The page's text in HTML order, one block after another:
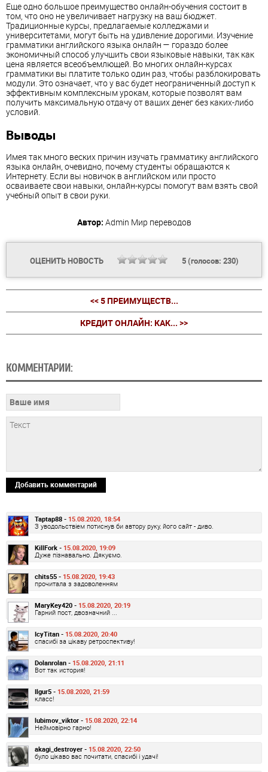
Еще одно большое преимущество онлайн-обучения состоит в
том, что оно не увеличивает нагрузку на ваш бюджет.
Традиционные курсы, предлагаемые колледжами и
университетами, могут быть на удивление дорогими. Изучение
грамматики английского языка онлайн — гораздо более
экономичный способ улучшить свои языковые навыки, так как
цена является всеобъемлющей. Во многих онлайн-курсах
грамматики вы платите только один раз, чтобы разблокировать
модули. Это означает, что у вас будет неограниченный доступ к
эффективным комплексным урокам, которые позволят вам
получить максимальную отдачу от ваших денег без каких-либо
условий.
Выводы
Имея так много веских причин изучать грамматику английского
языка онлайн, очевидно, почему студенты обращаются к
Интернету. Если вы новичок в английском или просто
осваиваете свои навыки, онлайн-курсы помогут вам взять свой
учебный опыт в свои руки.
Автор: Admin Мир переводов
ОЦЕНИТЬ НОВОСТЬ 5(голосов: 230)
<< 5 ПРЕИМУЩЕСТВ...
КРЕДИТ ОНЛАЙН: КАК... >>
КОММЕНТАРИИ:
Добавить комментарий
Taptap88 - 15.08.2020, 18:54
З уводольствіем потиснув би автору руку, його сайт - диво.
KillFork - 15.08.2020, 19:09
Дуже пізнавально. Дякуємо.
chits55 - 15.08.2020, 19:43
прочитала з задоволенням
MaryKey420 - 15.08.2020, 20:19
Гарний пост, двозначний ...
IcyTitan - 15.08.2020, 20:40
спасибі за цікаву ретроспективу!
Dolanrolan - 15.08.2020, 21:11
Вот так история!
Ilgur5 - 15.08.2020, 21:59
класс!
lubimov_viktor - 15.08.2020, 22:14
Неймовірно гарно!
akagi_destroyer - 15.08.2020, 22:50
було цікаво вас почитати, спасибі і удачі!